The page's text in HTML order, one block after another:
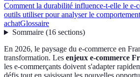
Comment la durabilité influence-t-elle le e-
outils utiliser pour analyser le
achatGlossaire
Sommaire(16 sections)
En 2026, le paysage du e-commerce en
transformation. Les enjeux e-commerce
les e-commerçants doivent s'adapter